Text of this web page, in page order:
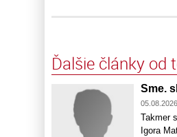
Ďalšie články od
Sme.
05.08.2026
Takmer
Igora